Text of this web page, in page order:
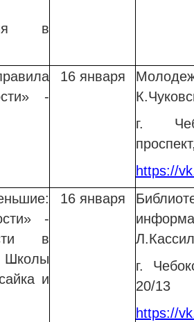
в
-
16 января
г.
https://
-
в
и
16 января
г.
20/13
https://